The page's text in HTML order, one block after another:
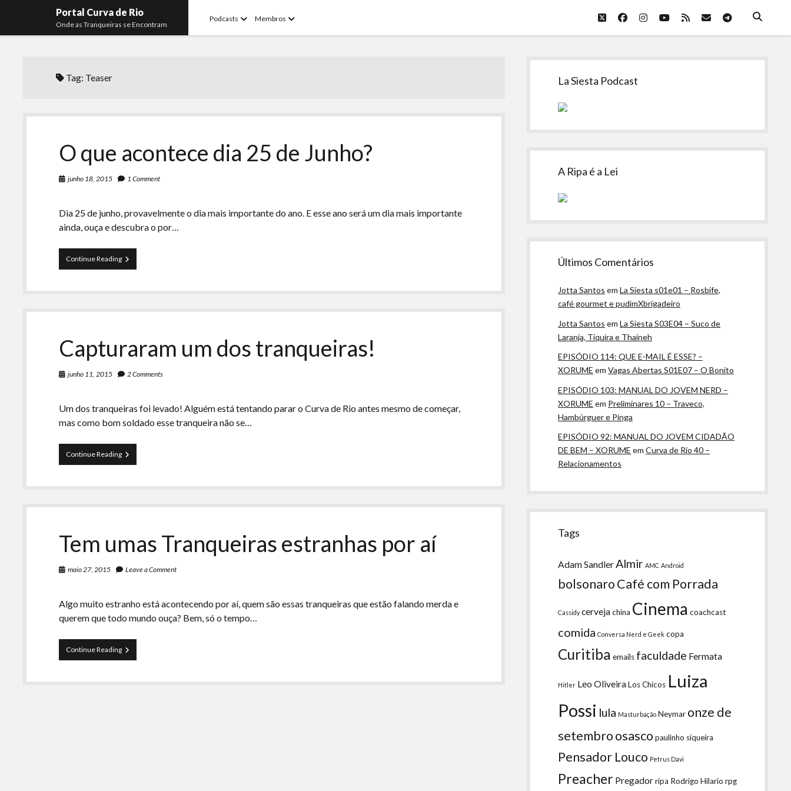
Portal Curva de Rio
Onde as Tranqueiras se Encontram
Podcasts openMembros open
twitterfacebookinstagram
youtube
rss emailtelegram
Tag: Teaser
O que acontece dia 25 de Junho?
junho 18, 2015 1 Comment
Dia 25 de junho, provavelmente o dia mais importante do ano. E esse ano será um dia mais importante
ainda, ouça e descubra o por…
Continue ReadingO
que
dia
de
Capturaram um dos tranqueiras!
junho 11, 2015 2 Comments
Um dos tranqueiras foi levado! Alguém está tentando parar o Curva de Rio antes mesmo de começar,
mas como bom soldado esse tranqueira não se…
Continue ReadingCapturaram
um
tranqueiras!
Tem umas Tranqueiras estranhas por aí
maio 27, 2015 Leave a Comment
Algo muito estranho está acontecendo por aí, quem são essas tranqueiras que estão falando merda e
querem que todo mundo ouça? Bem, só o tempo…
Continue ReadingTem
umas
estranhas
Sidebar
La Siesta Podcast
A Ripa é a Lei
Últimos Comentários
Jotta Santos emLa Siesta s01e01 – Rosbife,
café gourmet e pudimXbrigadeiro
Jotta Santos emLa Siesta S03E04 – Suco de
Laranja, Tiquira e Thaineh
EPISÓDIO 114: QUE E-MAIL É ESSE? –
XORUME emVagas Abertas S01E07 – O Bonito
EPISÓDIO 103: MANUAL DO JOVEM NERD –
XORUME em Preliminares 10 – Traveco,
Hambúrguer e Pinga
EPISÓDIO 92: MANUAL DO JOVEM CIDADÃO
DE BEM – XORUME emCurva de Rio 40 –
Relacionamentos
Tags
Adam Sandler Almir AMC Android
bolsonaroCafé com Porrada
Cassidy cervejachina Cinema coachcast
comida Conversa Nerd e Geek copa
Curitiba emails faculdade Fermata
Hitler Leo OliveiraLos Chicos Luiza
Possi lula Masturbação Neymar onze de
setembroosasco paulinho siqueira
Pensador Louco Petrus Davi
Preacher Pregadorripa Rodrigo Hilario rpg